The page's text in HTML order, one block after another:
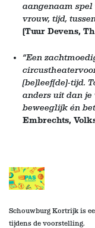
aangenaam spel
vrouw, tijd,
(Tuur Devens,
“Een
(be)leef(de)-tijd.
anders uit dan
beweeglijk én
Embrechts,
Schouwburg Kortrijk is
tijdens de voorstelling.